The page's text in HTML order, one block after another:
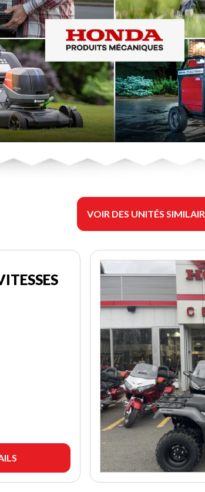
VOIR DES UNITÉS